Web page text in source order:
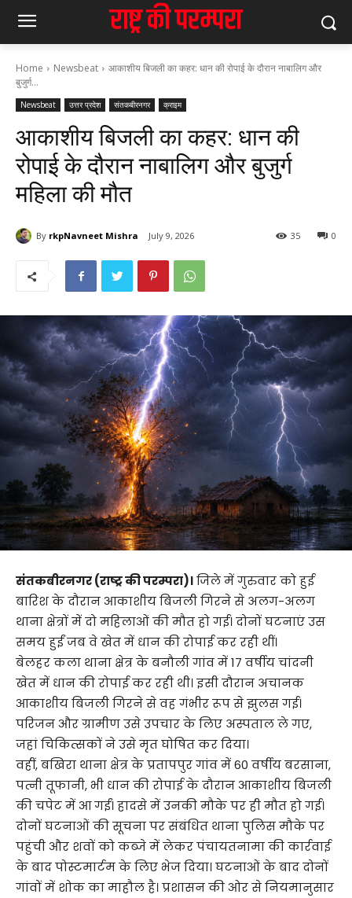
Home Newsbeat
आकाशीय बिजली का कहर: धान की रोपाई के दौरान नाबालिग और
बुजुर्ग...
Newsbeat उत्तर प्रदेश संतकबीरनगर क्राइम
आकाशीय बिजली का कहर: धान की
रोपाई के दौरान नाबालिग और बुजुर्ग
महिला की मौत
By rkpNavneet Mishra July 9, 2026 0
35
संतकबीरनगर (राष्ट्र की परम्परा)।जिले में गुरुवार को हुई
बारिश के दौरान आकाशीय बिजली गिरने से अलग-अलग
थाना क्षेत्रों में दो महिलाओं की मौत हो गई। दोनों घटनाएं उस
समय हुईं जब वे खेत में धान की रोपाई कर रही थीं।
बेलहर कला थाना क्षेत्र के बनौली गांव में 17 वर्षीय चांदनी
खेत में धान की रोपाई कर रही थी। इसी दौरान अचानक
आकाशीय बिजली गिरने से वह गंभीर रूप से झुलस गई।
परिजन और ग्रामीण उसे उपचार के लिए अस्पताल ले गए,
जहां चिकित्सकों ने उसे मृत घोषित कर दिया।
वहीं, बखिरा थाना क्षेत्र के प्रतापपुर गांव में 60 वर्षीय बरसाना,
पत्नी तूफानी, भी धान की रोपाई के दौरान आकाशीय बिजली
की चपेट में आ गईं। हादसे में उनकी मौके पर ही मौत हो गई।
दोनों घटनाओं की सूचना पर संबंधित थाना पुलिस मौके पर
पहुंची और शवों को कब्जे में लेकर पंचायतनामा की कार्रवाई
के बाद पोस्टमार्टम के लिए भेज दिया। घटनाओं के बाद दोनों
गांवों में शोक का माहौल है। प्रशासन की ओर से नियमानुसार